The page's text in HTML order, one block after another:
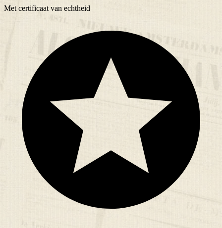
Met certificaat van echtheid